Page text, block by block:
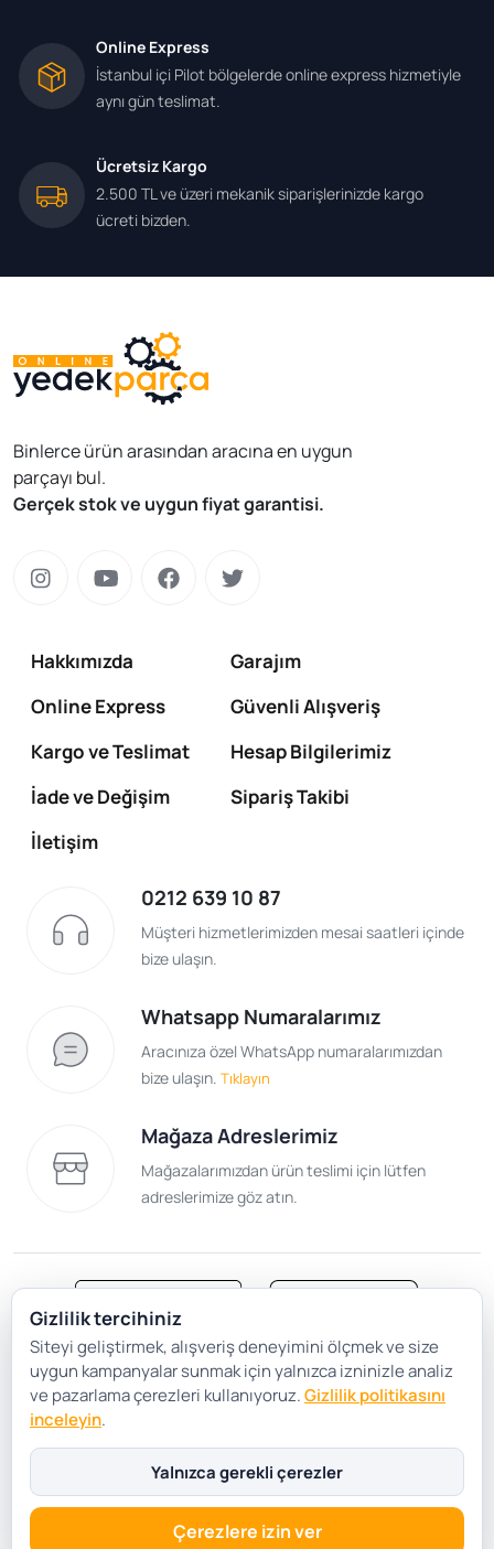
Online Express
İstanbul içi Pilot bölgelerde online express hizmetiyle
aynı gün teslimat.
Ücretsiz Kargo
2.500 TL ve üzeri mekanik siparişlerinizde kargo
ücreti bizden.
Binlerce ürün arasından aracına en uygun
parçayı bul.
Gerçek stok ve uygun fiyat garantisi.
Hakkımızda
Garajım
Online Express
Güvenli Alışveriş
Kargo ve Teslimat
Hesap Bilgilerimiz
İade ve Değişim
Sipariş Takibi
İletişim
0212 639 10 87
Müşteri hizmetlerimizden mesai saatleri içinde
bize ulaşın.
Whatsapp Numaralarımız
Aracınıza özel WhatsApp numaralarımızdan
bize ulaşın. Tıklayın
Mağaza Adreslerimiz
Mağazalarımızdan ürün teslimi için lütfen
adreslerimize göz atın.
Satış Sözleşmesi
Gizlilik ve Güvenlik
Gizlilik Politikası
Çerez Tercihleri
Gizlilik tercihiniz
Siteyi geliştirmek, alışveriş deneyimini ölçmek ve size
uygun kampanyalar sunmak için yalnızca izninizle analiz
ve pazarlama çerezleri kullanıyoruz.Gizlilik politikasını
inceleyin.
Yalnızca gerekli çerezler
Çerezlere izin ver